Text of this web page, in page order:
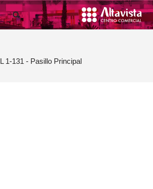
Saltar
L 1-131 - Pasillo Principal